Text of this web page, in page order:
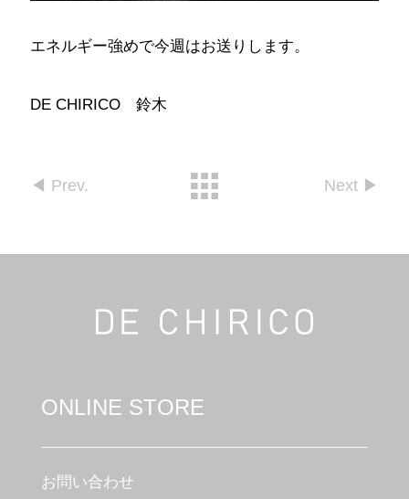
エネルギー強めで今週はお送りします。
DE CHIRICO 鈴木
◀︎ Prev. Next ▶︎︎
ONLINE STORE
お問い合わせ